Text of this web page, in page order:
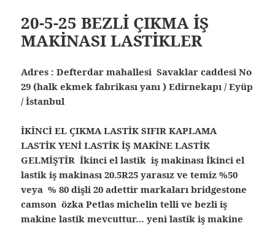
20-5-25 BEZLİ ÇIKMA İŞ
MAKİNASI LASTİKLER
Adres : Defterdar mahallesi Savaklar caddesi No
29 (halk ekmek fabrikası yanı ) Edirnekapı / Eyüp
/ İstanbul
İKİNCİ EL ÇIKMA LASTİK SIFIR KAPLAMA
LASTİK YENİ LASTİK İŞ MAKİNE LASTİK
GELMİŞTİR İkinci el lastik iş makinası İkinci el
lastik iş makinası 20.5R25 yarasız ve temiz %50
veya % 80 dişli 20 adettir markaları bridgestone
camson özka Petlas michelin telli ve bezli iş
makine lastik mevcuttur… yeni lastik iş makine